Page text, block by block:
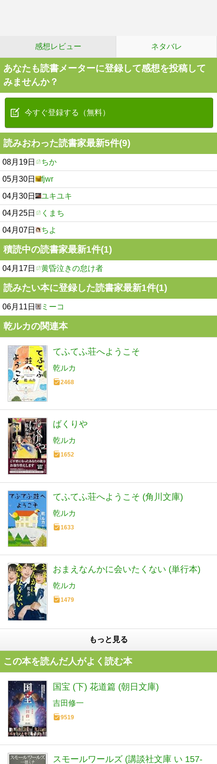
感想レビュー ネタバレ
あなたも読書メーターに登録して感想を投稿して
みませんか？
今すぐ登録する（無料）
読みおわった読書家最新5件(9)
08月19日 ちか
05月30日 fjwr
04月30日 ユキユキ
04月25日 くまち
04月07日 ちよ
積読中の読書家最新1件(1)
04月17日 黄昏泣きの怠け者
読みたい本に登録した読書家最新1件(1)
06月11日 ミーコ
乾ルカの関連本
てふてふ荘へようこそ
乾ルカ
2468
ばくりや
乾ルカ
1652
てふてふ荘へようこそ (角川文庫)
乾ルカ
1633
おまえなんかに会いたくない (単行本)
乾ルカ
1479
もっと見る
この本を読んだ人がよく読む本
国宝 (下) 花道篇 (朝日文庫)
吉田修一
9519
スモールワールズ (講談社文庫 い 157-